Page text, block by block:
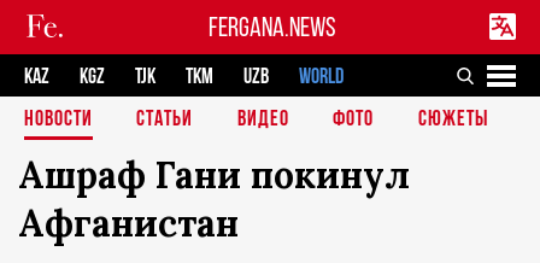
FERGANA.NEWS
KAZ KGZ TJK TKM UZB
WORLD
НОВОСТИ
СТАТЬИ ВИДЕО ФОТО СЮЖЕТЫ
Ашраф Гани покинул
Афганистан